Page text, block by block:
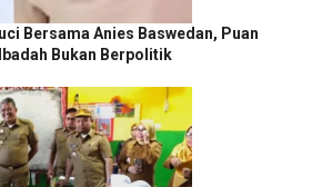
Bersama Anies Baswedan, Puan
Bukan Berpolitik